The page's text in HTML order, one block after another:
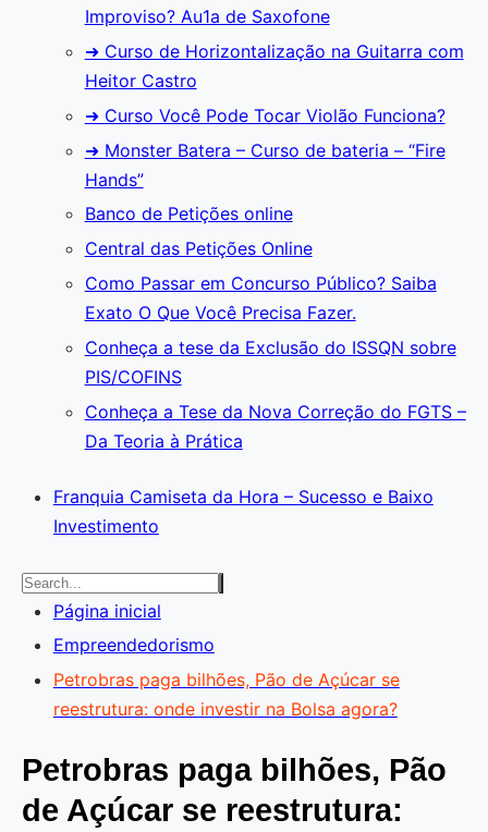
Improviso? Au1a de Saxofone
➜ Curso de Horizontalização na Guitarra com
Heitor Castro
➜ Curso Você Pode Tocar Violão Funciona?
➜ Monster Batera – Curso de bateria – “Fire
Hands”‎
Banco de Petições online
Central das Petições Online
Como Passar em Concurso Público? Saiba
Exato O Que Você Precisa Fazer.
Conheça a tese da Exclusão do ISSQN sobre
PIS/COFINS
Conheça a Tese da Nova Correção do FGTS –
Da Teoria à Prática
Franquia Camiseta da Hora – Sucesso e Baixo
Investimento
Página inicial
Empreendedorismo
Petrobras paga bilhões, Pão de Açúcar se
reestrutura: onde investir na Bolsa agora?
Petrobras paga bilhões, Pão
de Açúcar se reestrutura: